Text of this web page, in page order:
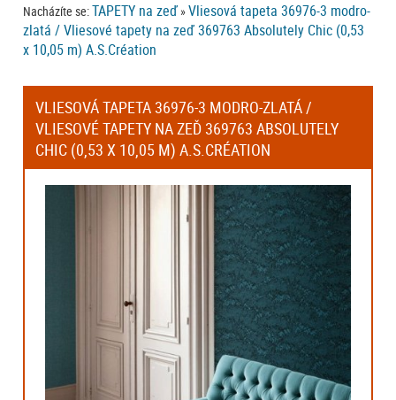
Nacházíte se:TAPETY na zeď »Vliesová tapeta 36976-3 modro-
zlatá / Vliesové tapety na zeď 369763 Absolutely Chic (0,53
x 10,05 m) A.S.Création
VLIESOVÁ TAPETA 36976-3 MODRO-ZLATÁ /
VLIESOVÉ TAPETY NA ZEĎ 369763 ABSOLUTELY
CHIC (0,53 X 10,05 M) A.S.CRÉATION